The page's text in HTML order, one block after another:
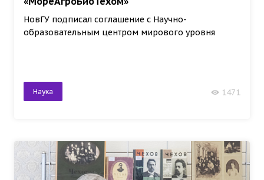
НовГУ подписал соглашение с Научно-
образовательным центром мирового уровня
Наука 1471